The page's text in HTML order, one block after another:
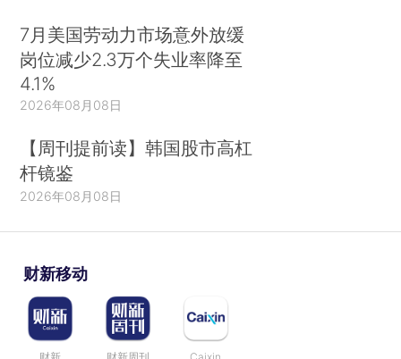
7月美国劳动力市场意外放缓
岗位减少2.3万个失业率降至
4.1%
2026年08月08日
【周刊提前读】韩国股市高杠
杆镜鉴
2026年08月08日
财新移动